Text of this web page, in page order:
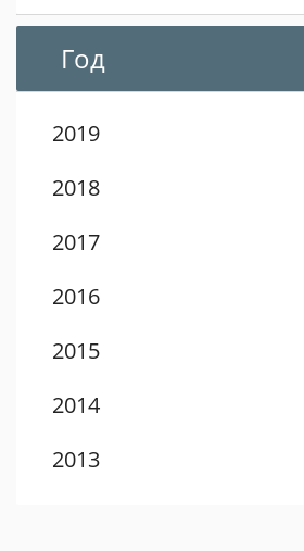
Год
2019
2018
2017
2016
2015
2014
2013